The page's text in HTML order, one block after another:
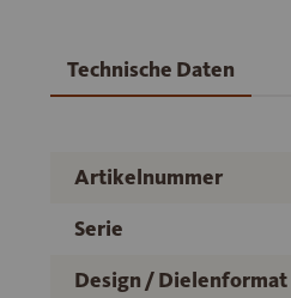
Technische Daten
Artikelnummer
Serie
Design / Dielenformat